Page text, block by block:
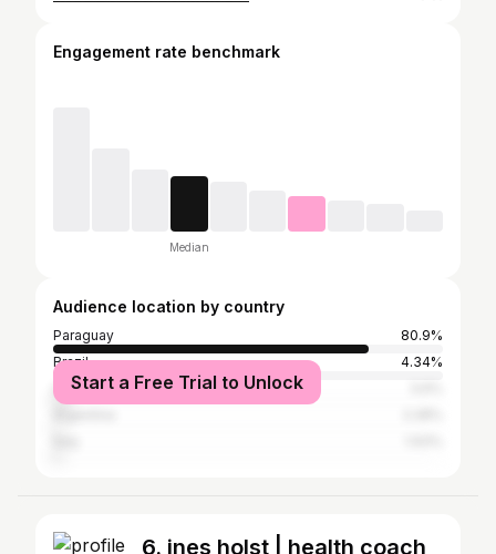
Engagement rate benchmark
Median
Audience location by country
Paraguay
80.9%
Brazil
4.34%
United States
Start a Free Trial to Unlock
6. ines holst | health coach